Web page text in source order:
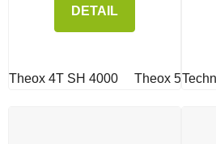
DETAIL
Theox 4T SH 4000 Theox 5T SH